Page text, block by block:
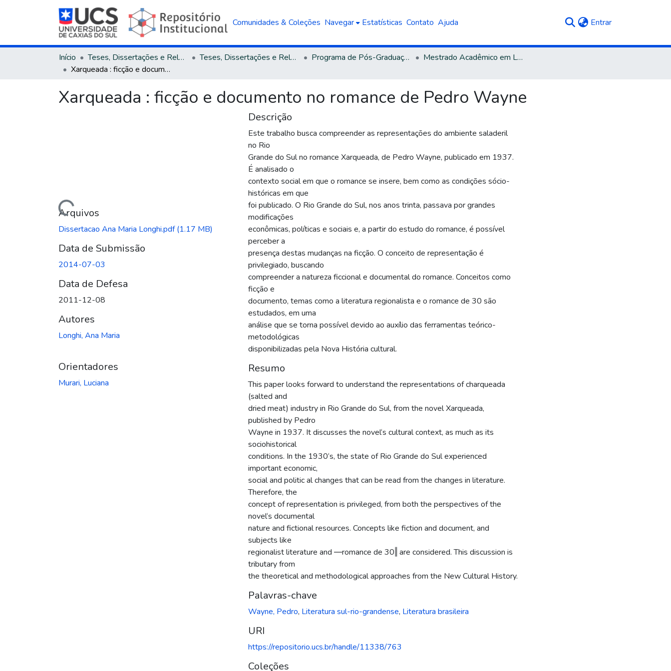
Comunidades & Coleções Navegar Estatísticas Contato Ajuda Entrar(current)
Início Teses, Dissertações e Relatórios Teses, Dissertações e Relatórios defendidos na UCS Programa de Pós-Graduação em Letras
Mestrado Acadêmico em Letras e Cultura
Xarqueada : ficção e documento no romance de Pedro Wayne
Xarqueada : ficção e documento no romance de Pedro Wayne
Carregando...Arquivos
Dissertacao Ana Maria Longhi.pdf(1.17 MB)
Data de Submissão
2014-07-03
Data de Defesa
2011-12-08
Autores
Longhi, Ana Maria
Orientadores
Murari, Luciana
Descrição
Este trabalho busca compreender as representações do ambiente saladeril
no Rio
Grande do Sul no romance Xarqueada, de Pedro Wayne, publicado em 1937.
É analisado o
contexto social em que o romance se insere, bem como as condições sócio-
históricas em que
foi publicado. O Rio Grande do Sul, nos anos trinta, passava por grandes
modificações
econômicas, políticas e sociais e, a partir do estudo do romance, é possível
perceber a
presença destas mudanças na ficção. O conceito de representação é
privilegiado, buscando
compreender a natureza ficcional e documental do romance. Conceitos como
ficção e
documento, temas como a literatura regionalista e o romance de 30 são
estudados, em uma
análise que se torna possível devido ao auxílio das ferramentas teórico-
metodológicas
disponibilizadas pela Nova História cultural.
Resumo
This paper looks forward to understand the representations of charqueada
(salted and
dried meat) industry in Rio Grande do Sul, from the novel Xarqueada,
published by Pedro
Wayne in 1937. It discusses the novel‘s cultural context, as much as its
sociohistorical
conditions. In the 1930‘s, the state of Rio Grande do Sul experienced
important economic,
social and politic al changes that can be read from the changes in literature.
Therefore, the
concept of representation is privileged, from both the perspectives of the
novel‘s documental
nature and fictional resources. Concepts like fiction and document, and
subjects like
regionalist literature and ―romance de 30‖ are considered. This discussion is
tributary from
the theoretical and methodological approaches from the New Cultural History.
Palavras-chave
Wayne, Pedro, Literatura sul-rio-grandense, Literatura brasileira
URI
https://repositorio.ucs.br/handle/11338/763
Coleções